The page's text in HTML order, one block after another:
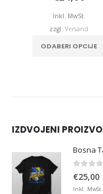
Inkl. MwSt.
zzgl. Versand
ODABERI OPCIJE
IZDVOJENI
Bosna
0 von 5
€25,00
Inkl. MwSt.